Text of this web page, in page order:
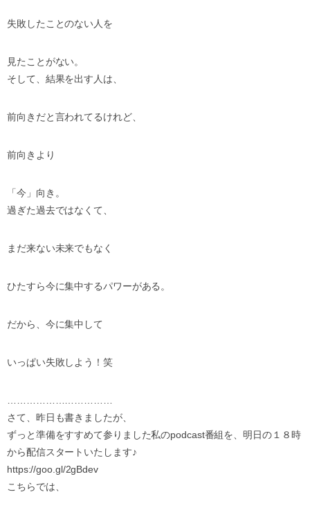
失敗したことのない人を
見たことがない。
そして、結果を出す人は、
前向きだと言われてるけれど、
前向きより
「今」向き。
過ぎた過去ではなくて、
まだ来ない未来でもなく
ひたすら今に集中するパワーがある。
だから、今に集中して
いっぱい失敗しよう！笑
さて、昨日も書きましたが、
ずっと準備をすすめて参りました私のpodcast番組を、明日の１８時
から配信スタートいたします♪
https://goo.gl/2gBdev
こちらでは、